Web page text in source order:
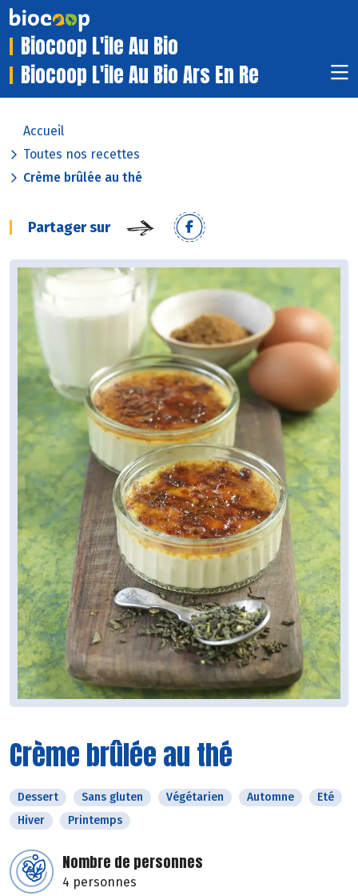
Biocoop L'ile Au Bio
Biocoop L'ile Au Bio Ars En Re
Accueil
Toutes nos recettes
Crème brûlée au thé
Partager sur
Crème brûlée au thé
Dessert Sans gluten Végétarien Automne
Eté
Hiver
Printemps
Nombre de personnes
4 personnes